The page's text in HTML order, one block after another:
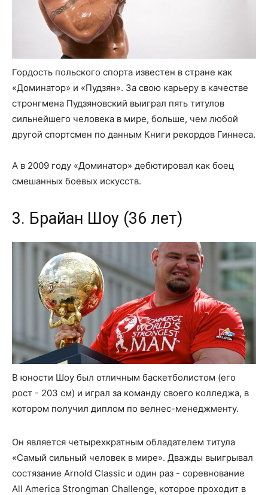
Гордость польского спорта известен в стране как
«Доминатор» и «Пудзян». За свою карьеру в качестве
стронгмена Пудзяновский выиграл пять титулов
сильнейшего человека в мире, больше, чем любой
другой спортсмен по данным Книги рекордов Гиннеса.
А в 2009 году «Доминатор» дебютировал как боец
смешанных боевых искусств.
3. Брайан Шоу (36 лет)
В юности Шоу был отличным баскетболистом (его
рост - 203 см) и играл за команду своего колледжа, в
котором получил диплом по велнес-менеджменту.
Он является четырехкратным обладателем титула
«Самый сильный человек в мире». Дважды выигрывал
состязание Arnold Classic и один раз - соревнование
All America Strongman Challenge, которое проходит в